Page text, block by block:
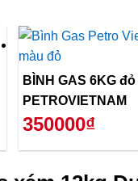
BÌNH GAS 6KG
PETROVIETNAM
350000₫